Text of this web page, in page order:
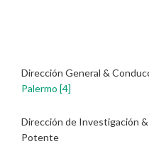
Dirección General &
Palermo [4]
Dirección de Investigación
Potente